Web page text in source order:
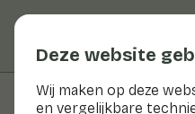
Deze website
Wij maken op deze
en vergelijkbare
Op deze pagina